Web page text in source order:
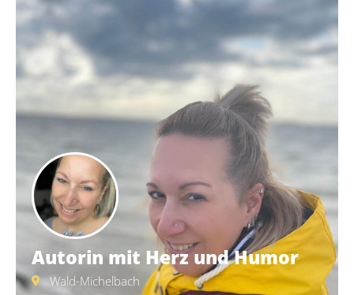
Autorin mit Herz und Humor
Wald-Michelbach